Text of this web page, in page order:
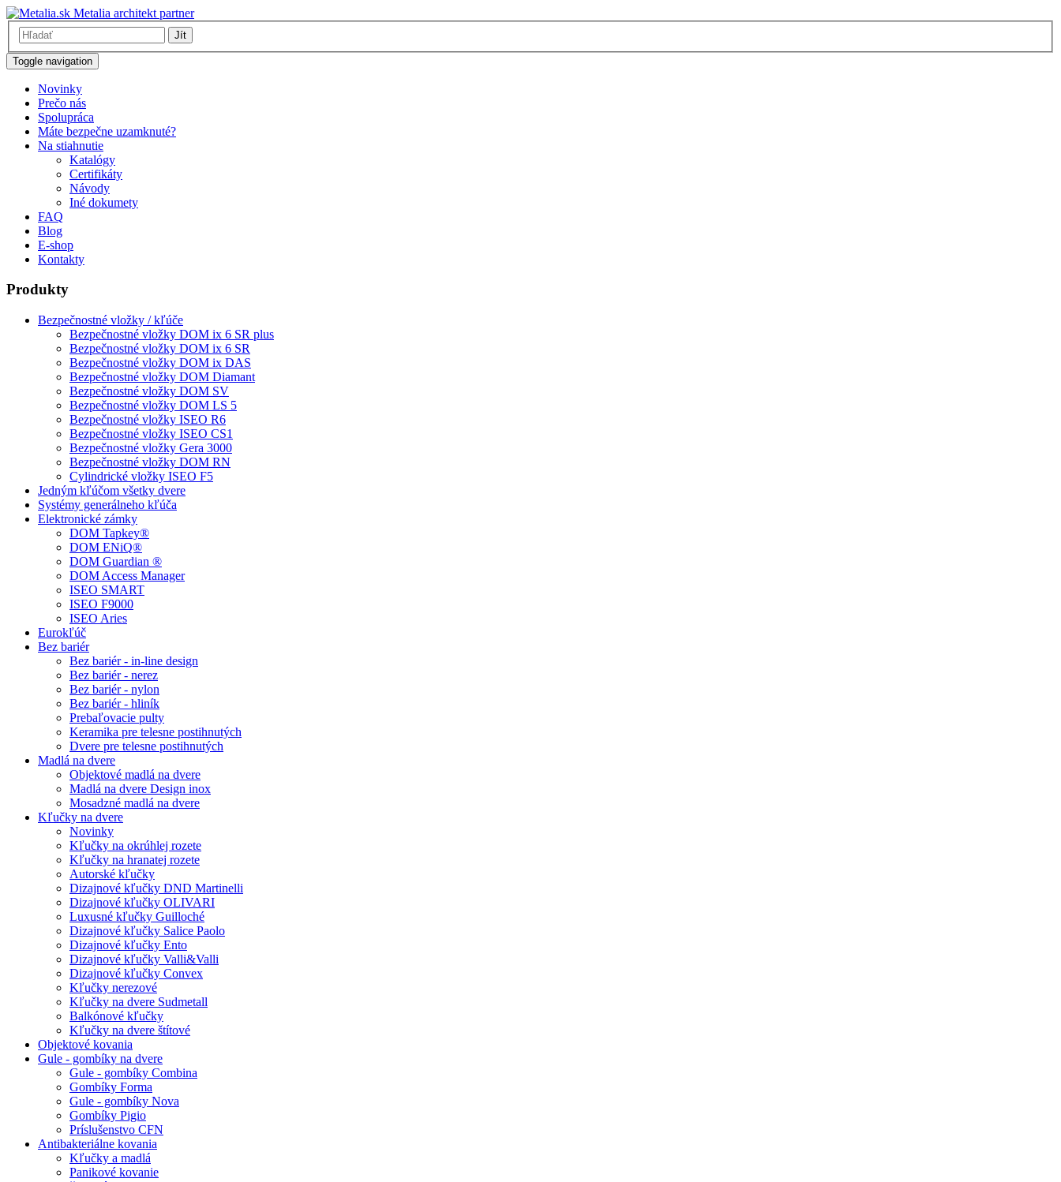
Metalia architekt partner
Jít
Toggle navigation
Novinky
Prečo nás
Spolupráca
Máte bezpečne uzamknuté?
Na stiahnutie
Katalógy
Certifikáty
Návody
Iné dokumety
FAQ
Blog
E-shop
Kontakty
Produkty
Bezpečnostné vložky / kľúče
Bezpečnostné vložky DOM ix 6 SR plus
Bezpečnostné vložky DOM ix 6 SR
Bezpečnostné vložky DOM ix DAS
Bezpečnostné vložky DOM Diamant
Bezpečnostné vložky DOM SV
Bezpečnostné vložky DOM LS 5
Bezpečnostné vložky ISEO R6
Bezpečnostné vložky ISEO CS1
Bezpečnostné vložky Gera 3000
Bezpečnostné vložky DOM RN
Cylindrické vložky ISEO F5
Jedným kľúčom všetky dvere
Systémy generálneho kľúča
Elektronické zámky
DOM Tapkey®
DOM ENiQ®
DOM Guardian ®
DOM Access Manager
ISEO SMART
ISEO F9000
ISEO Aries
Eurokľúč
Bez bariér
Bez bariér - in-line design
Bez bariér - nerez
Bez bariér - nylon
Bez bariér - hliník
Prebaľovacie pulty
Keramika pre telesne postihnutých
Dvere pre telesne postihnutých
Madlá na dvere
Objektové madlá na dvere
Madlá na dvere Design inox
Mosadzné madlá na dvere
Kľučky na dvere
Novinky
Kľučky na okrúhlej rozete
Kľučky na hranatej rozete
Autorské kľučky
Dizajnové kľučky DND Martinelli
Dizajnové kľučky OLIVARI
Luxusné kľučky Guilloché
Dizajnové kľučky Salice Paolo
Dizajnové kľučky Ento
Dizajnové kľučky Valli&Valli
Dizajnové kľučky Convex
Kľučky nerezové
Kľučky na dvere Sudmetall
Balkónové kľučky
Kľučky na dvere štítové
Objektové kovania
Gule - gombíky na dvere
Gule - gombíky Combina
Gombíky Forma
Gule - gombíky Nova
Gombíky Pigio
Príslušenstvo CFN
Antibakteriálne kovania
Kľučky a madlá
Panikové kovanie